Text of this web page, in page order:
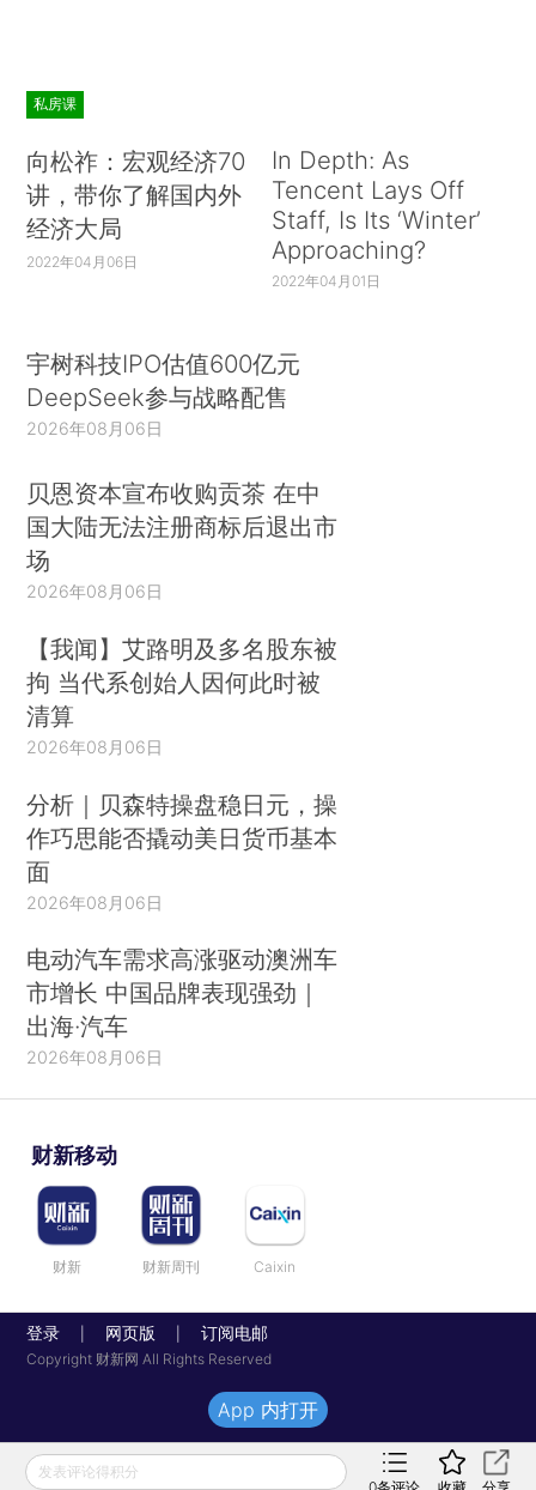
私房课
向松祚：宏观经济70
讲，带你了解国内外
经济大局
2022年04月06日
In Depth: As
Tencent Lays Off
Staff, Is Its ‘Winter’
Approaching?
2022年04月01日
宇树科技IPO估值600亿元
DeepSeek参与战略配售
2026年08月06日
贝恩资本宣布收购贡茶 在中
国大陆无法注册商标后退出市
场
2026年08月06日
【我闻】艾路明及多名股东被
拘 当代系创始人因何此时被
清算
2026年08月06日
分析｜贝森特操盘稳日元，操
作巧思能否撬动美日货币基本
面
2026年08月06日
电动汽车需求高涨驱动澳洲车
市增长 中国品牌表现强劲｜
出海·汽车
2026年08月06日
财新移动
财新 财新周刊 Caixin
登录 网页版 订阅电邮
Copyright 财新网 All Rights Reserved
发表评论得积分
0条评论 收藏 分享
App 内打开